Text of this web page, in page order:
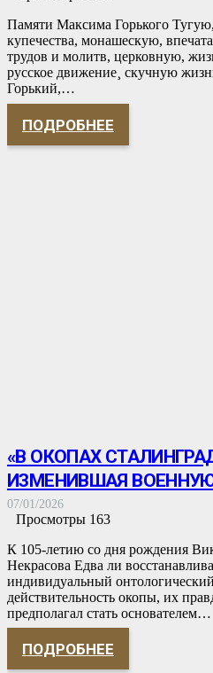
Памяти Максима Горького
купечества, монашескую,
трудов и молитв, церковную,
русское движение¸ скучную
Горький,…
ПОДРОБНЕЕ
«В ОКОПАХ
ИЗМЕНИВШАЯ
07/01/2026
Просмотры 163
К 105-летию со дня рождения
Некрасова Едва ли
индивидуальный
действительность окопы, их
предполагал стать основателем…
ПОДРОБНЕЕ